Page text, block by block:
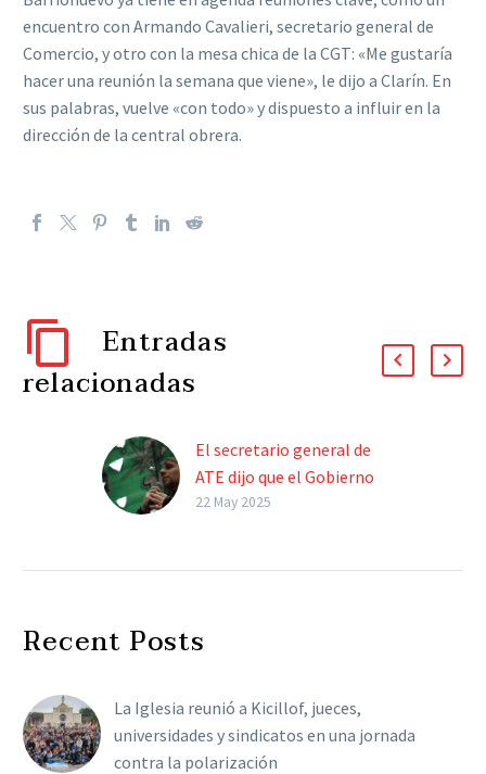
encuentro con Armando Cavalieri, secretario general de
Comercio, y otro con la mesa chica de la CGT: «Me gustaría
hacer una reunión la semana que viene», le dijo a Clarín. En
sus palabras, vuelve «con todo» y dispuesto a influir en la
dirección de la central obrera.
Entradas
relacionadas
El secretario general de
ATE dijo que el Gobierno
de Milei “demonizó la
“destroza la posibilidad
22 May 2025
Recent Posts
La Iglesia reunió a Kicillof, jueces,
universidades y sindicatos en una jornada
contra la polarización